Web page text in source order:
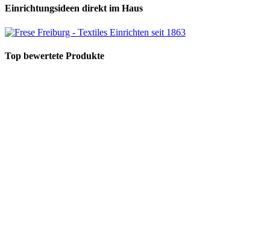
Einrichtungsideen direkt im Haus
Top bewertete Produkte